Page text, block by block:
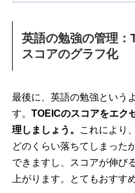
英語の勉強の管理：
スコアのグラフ化
最後に、英語の勉強という
す。 TOEICのスコアをエク
理しましょう。
これにより
どのくらい落ちてしまった
できますし、スコアが伸び
上がります。とてもおすす